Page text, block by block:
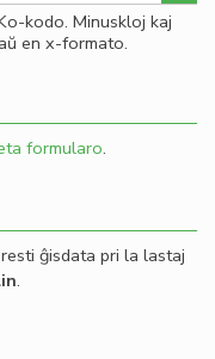
kodo. Minuskloj kaj
en x-formato.
formularo.
ĝisdata pri la lastaj
.